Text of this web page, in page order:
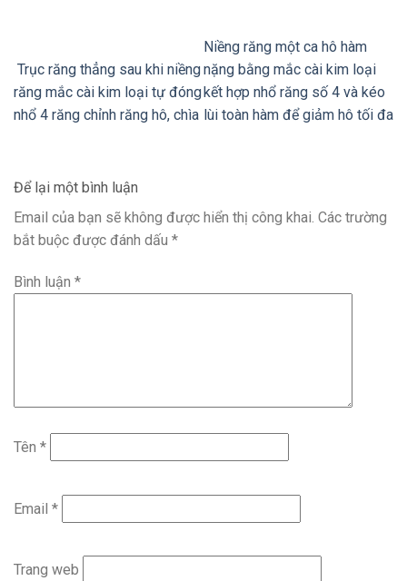
Trục răng thẳng sau khi niềng
răng mắc cài kim loại tự đóng
nhổ 4 răng chỉnh răng hô, chìa
Niềng răng một ca hô hàm
nặng bằng mắc cài kim loại
kết hợp nhổ răng số 4 và kéo
lùi toàn hàm để giảm hô tối đa
Để lại một bình luận
Email của bạn sẽ không được hiển thị công khai. Các trường
bắt buộc được đánh dấu *
Bình luận *
Tên *
Email *
Trang web